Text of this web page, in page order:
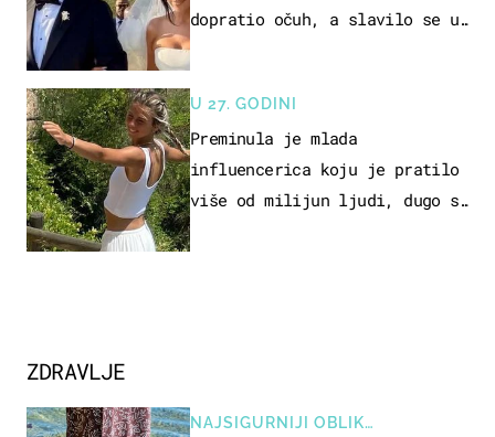
dopratio očuh, a slavilo se uz
U 27. GODINI
Preminula je mlada
influencerica koju je pratilo
više od milijun ljudi, dugo se
ZDRAVLJE
NAJSIGURNIJI OBLIK